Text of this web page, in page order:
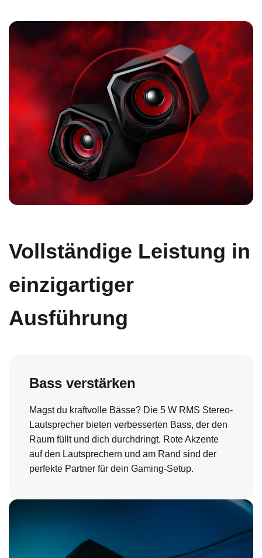
Vollständige Leistung in
einzigartiger
Ausführung
Bass verstärken
Magst du kraftvolle Bässe? Die 5 W RMS Stereo-
Lautsprecher bieten verbesserten Bass, der den
Raum füllt und dich durchdringt. Rote Akzente
auf den Lautsprechern und am Rand sind der
perfekte Partner für dein Gaming-Setup.